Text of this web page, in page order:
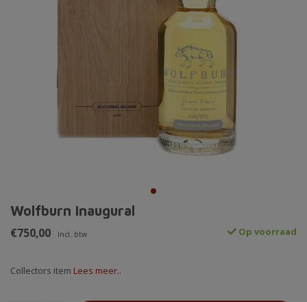
Wolfburn Inaugural
€750,00 Incl. btw Op voorraad
Collectors item Lees meer..